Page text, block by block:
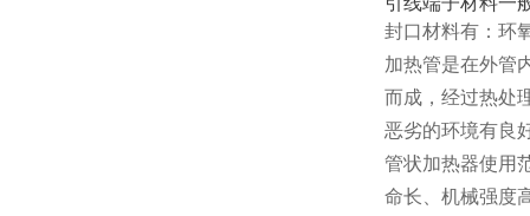
封口材料有：环
加热管是在外管
而成，经过热处
恶劣的环境有良
管状加热器使用
命长、机械强度